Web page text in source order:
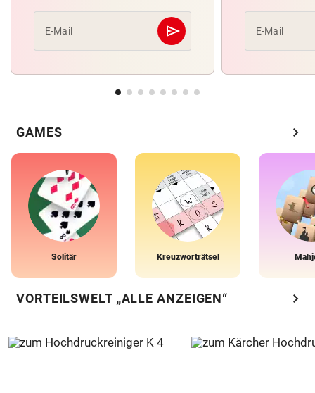
E-Mail send
Abschicken E-Mail
GAMES chevron_right
Solitär Kreuzworträtsel
VORTEILSWELT „ALLE ANZEIGEN“ chevron_right